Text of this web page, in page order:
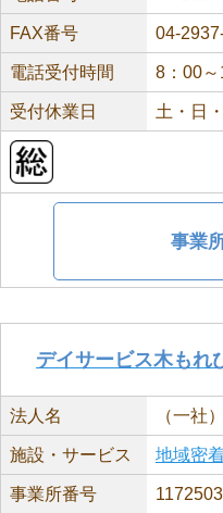
FAX番号 04-
電話受付時間 8：00
受付休業日 土・日
事業
デイサービス木もれ
法人名 （一社
施設・サービス 地域密
事業所番号